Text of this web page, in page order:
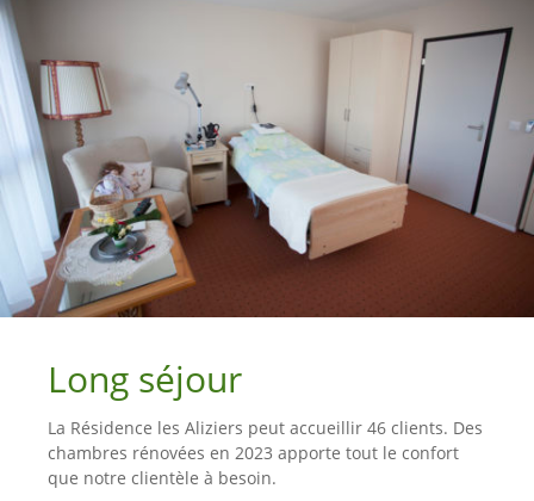
Long séjour
La Résidence les Aliziers peut accueillir 46 clients. Des
chambres rénovées en 2023 apporte tout le confort
que notre clientèle à besoin.